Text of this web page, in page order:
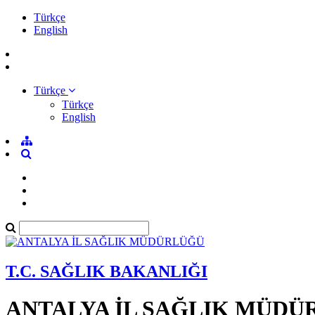
Türkçe
English
Türkçe
Türkçe
English
T.C. SAĞLIK BAKANLIĞI
ANTALYA İL SAĞLIK